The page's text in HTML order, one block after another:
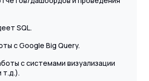
SQL.
с Google Big Query.
с системами визуализации
т.д.).